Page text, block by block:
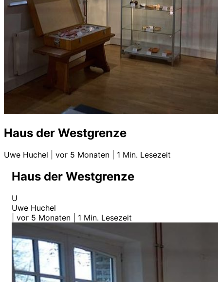
Haus der Westgrenze
Uwe Huchel vor 5 Monaten 1 Min. Lesezeit
Haus der Westgrenze
U
Uwe Huchel
vor 5 Monaten 1 Min. Lesezeit